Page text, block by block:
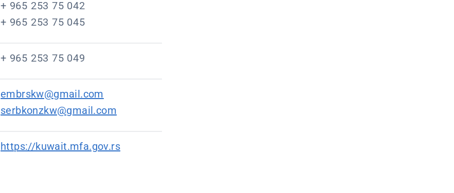
+ 965 253 75 042
+ 965 253 75 045
+ 965 253 75 049
embrskw@gmail.com
serbkonzkw@gmail.com
https://kuwait.mfa.gov.rs